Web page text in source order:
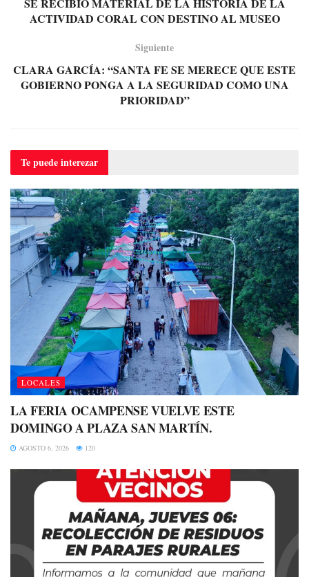
ACTIVIDAD CORAL CON DESTINO AL MUSEO
Siguiente
CLARA GARCÍA: “SANTA FE SE MERECE QUE ESTE
GOBIERNO PONGA A LA SEGURIDAD COMO UNA
PRIORIDAD”
Te puedeinterezar
LOCALES
LA FERIA OCAMPENSE VUELVE ESTE
DOMINGO A PLAZA SAN MARTÍN.
AGOSTO 6, 2026 120